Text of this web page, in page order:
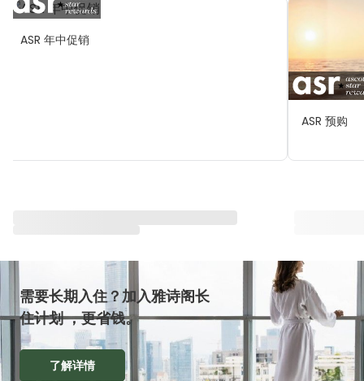
ASR 年中促销
ASR 预购
需要长期入住？加入雅诗阁长
住计划 ，更省钱。
了解详情